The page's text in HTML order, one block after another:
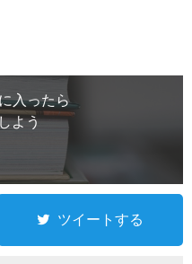
入ったら
よう
ツイートする